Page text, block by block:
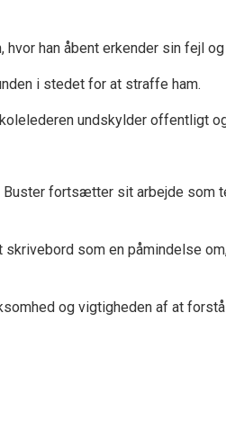
han åbent erkender sin fejl
i stedet for at straffe ham.
undskylder offentligt
fortsætter sit arbejde
som en påmindelse
og vigtigheden af at